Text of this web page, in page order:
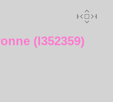
(I352359)